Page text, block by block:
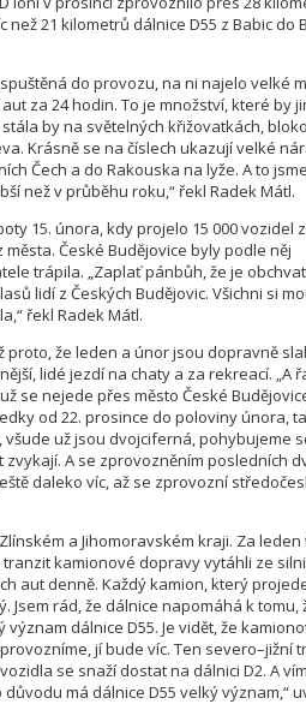
než 21 kilometrů dálnice D55 z Babic do
do provozu, na ni najelo velké
za 24 hodin. To je množství, které by
by na světelných křižovatkách,
Krásně se na číslech ukazují velké
Čech a do Rakouska na lyže. A to
než v průběhu roku,“ řekl Radek Mátl.
15. února, kdy projelo 15 000 vozidel
České Budějovice byly podle něj
trápila. „Zaplať pánbůh, že je obchvat
lidí z Českých Budějovic. Všichni si
řekl Radek Mátl.
proto, že leden a únor jsou dopravně
lidé jezdí na chaty a za rekreací. „A
se nejede přes město České
od 22. prosince do poloviny února,
už jsou dvojciferná, pohybujeme
zvykají. A se zprovozněním posledních
daleko víc, až se zprovozní
a Jihomoravském kraji. Za leden
tranzit kamionové dopravy vytáhli ze
aut denně. Každý kamion, který
rád, že dálnice napomáhá k tomu,
dálnice D55. Je vidět, že
jí bude víc. Ten severo–jižní
se snaží dostat na dálnici D2. A
má dálnice D55 velký význam,“